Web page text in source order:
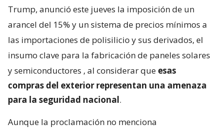
Trump, anunció este jueves la imposición de un
arancel del 15% y un sistema de precios mínimos a
las importaciones de polisilicio y sus derivados, el
insumo clave para la fabricación de paneles solares
y semiconductores , al considerar que esas
compras del exterior representan una amenaza
para la seguridad nacional.
Aunque la proclamación no menciona